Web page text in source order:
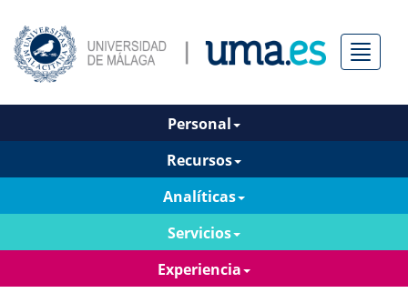
Menú
Personal
Recursos
Analíticas
Servicios
Experiencia